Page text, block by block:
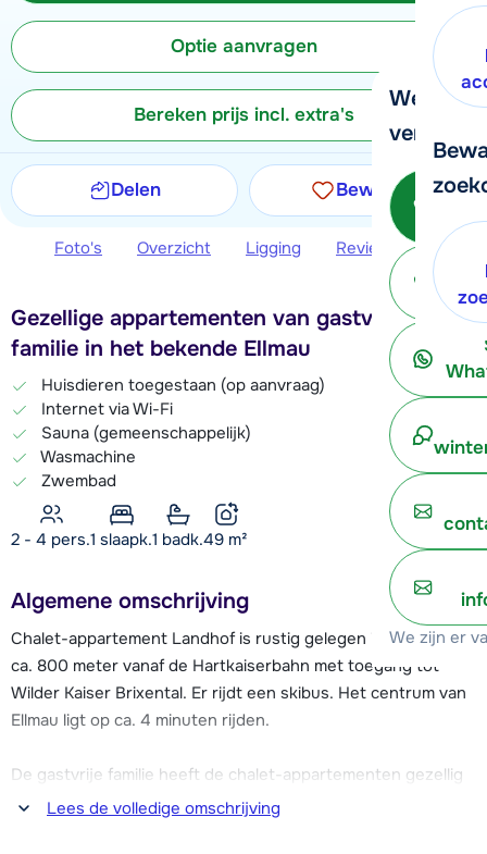
We
verder!
We zijn er
Optie aanvragen
Bereken prijs incl. extra's
Delen Bewaren
Foto's Overzicht Ligging Reviews
Gezellige appartementen van gastvrije
familie in het bekende Ellmau
Huisdieren toegestaan (op aanvraag)
Internet via Wi-Fi
Sauna (gemeenschappelijk)
Wasmachine
Zwembad
2 - 4 pers.1 slaapk.1 badk.49 m²
Algemene omschrijving
Chalet-appartement Landhof is rustig gelegen in Ellmau, op
ca. 800 meter vanaf de Hartkaiserbahn met toegang tot
Wilder Kaiser Brixental. Er rijdt een skibus. Het centrum van
Ellmau ligt op ca. 4 minuten rijden.
De gastvrije familie heeft de chalet-appartementen gezellig
en met oog voor detail ingericht. Na een dag op de piste kan
Lees de volledige omschrijving